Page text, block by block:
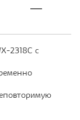
2318C с